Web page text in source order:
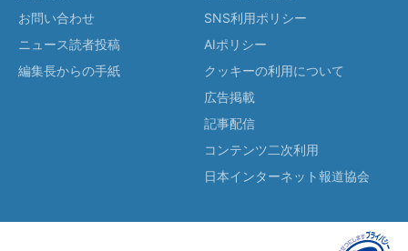
お問い合わせ
ニュース読者投稿
編集長からの手紙
SNS利用ポリシー
AIポリシー
クッキーの利用について
広告掲載
記事配信
コンテンツ二次利用
日本インターネット報道協会